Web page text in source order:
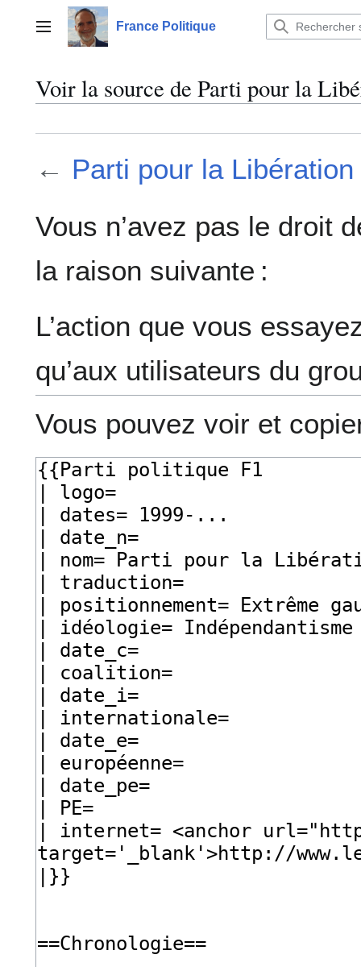
contenuMenu principalFrance Politique
Voir la source de Parti pour la
← Parti pour la
Vous n’avez pas le droit
la raison suivante :
L’action que vous
qu’aux utilisateurs du
Vous pouvez voir et